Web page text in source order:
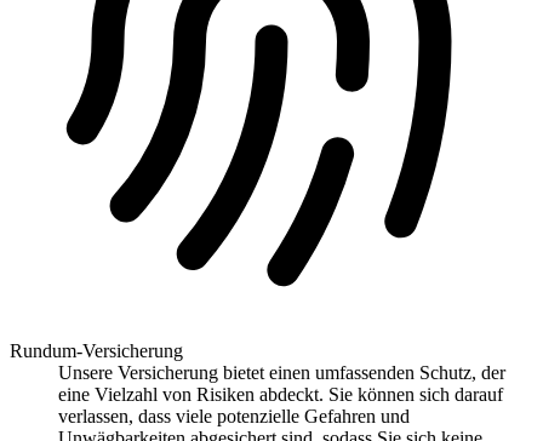
Rundum-Versicherung
Unsere Versicherung bietet einen umfassenden Schutz, der
eine Vielzahl von Risiken abdeckt. Sie können sich darauf
verlassen, dass viele potenzielle Gefahren und